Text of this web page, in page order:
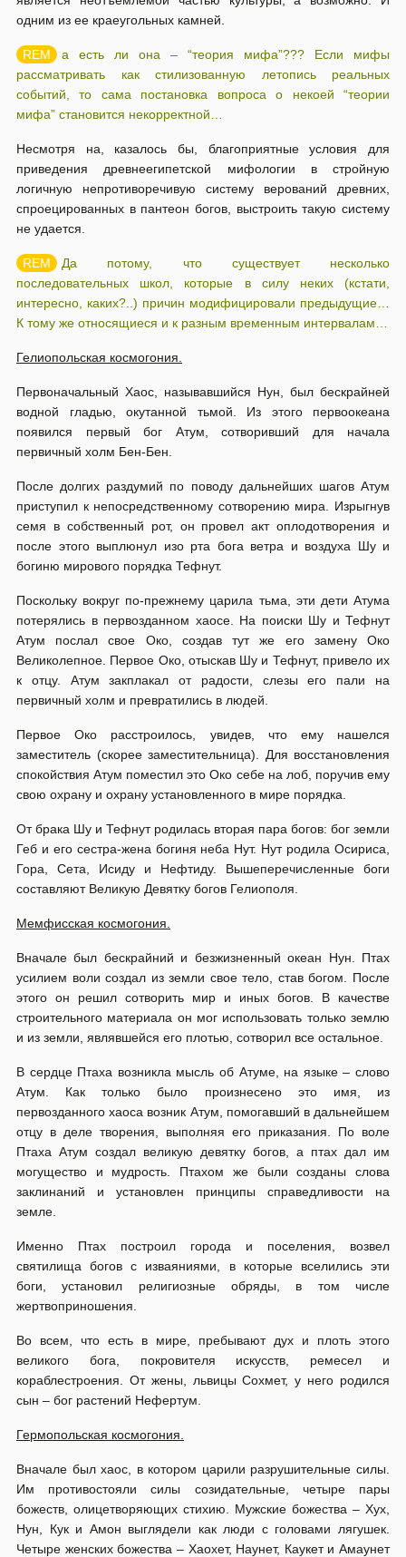
одним из ее краеугольных камней.
а есть ли она – “теория мифа”??? Если мифы
рассматривать как стилизованную летопись реальных
событий, то сама постановка вопроса о некоей “теории
мифа” становится некорректной…
Несмотря на, казалось бы, благоприятные условия для
приведения древнеегипетской мифологии в стройную
логичную непротиворечивую систему верований древних,
спроецированных в пантеон богов, выстроить такую систему
не удается.
Да потому, что существует несколько
последовательных школ, которые в силу неких (кстати,
интересно, каких?..) причин модифицировали предыдущие…
К тому же относящиеся и к разным временным интервалам…
Гелиопольская космогония.
Первоначальный Хаос, называвшийся Нун, был бескрайней
водной гладью, окутанной тьмой. Из этого первоокеана
появился первый бог Атум, сотворивший для начала
первичный холм Бен-Бен.
После долгих раздумий по поводу дальнейших шагов Атум
приступил к непосредственному сотворению мира. Изрыгнув
семя в собственный рот, он провел акт оплодотворения и
после этого выплюнул изо рта бога ветра и воздуха Шу и
богиню мирового порядка Тефнут.
Поскольку вокруг по-прежнему царила тьма, эти дети Атума
потерялись в первозданном хаосе. На поиски Шу и Тефнут
Атум послал свое Око, создав тут же его замену Око
Великолепное. Первое Око, отыскав Шу и Тефнут, привело их
к отцу. Атум закплакал от радости, слезы его пали на
первичный холм и превратились в людей.
Первое Око расстроилось, увидев, что ему нашелся
заместитель (скорее заместительница). Для восстановления
спокойствия Атум поместил это Око себе на лоб, поручив ему
свою охрану и охрану установленного в мире порядка.
От брака Шу и Тефнут родилась вторая пара богов: бог земли
Геб и его сестра-жена богиня неба Нут. Нут родила Осириса,
Гора, Сета, Исиду и Нефтиду. Вышеперечисленные боги
составляют Великую Девятку богов Гелиополя.
Мемфисская космогония.
Вначале был бескрайний и безжизненный океан Нун. Птах
усилием воли создал из земли свое тело, став богом. После
этого он решил сотворить мир и иных богов. В качестве
строительного материала он мог использовать только землю
и из земли, являвшейся его плотью, сотворил все остальное.
В сердце Птаха возникла мысль об Атуме, на языке – слово
Атум. Как только было произнесено это имя, из
первозданного хаоса возник Атум, помогавший в дальнейшем
отцу в деле творения, выполняя его приказания. По воле
Птаха Атум создал великую девятку богов, а птах дал им
могущество и мудрость. Птахом же были созданы слова
заклинаний и установлен принципы справедливости на
земле.
Именно Птах построил города и поселения, возвел
святилища богов с изваяниями, в которые вселились эти
боги, установил религиозные обряды, в том числе
жертвоприношения.
Во всем, что есть в мире, пребывают дух и плоть этого
великого бога, покровителя искусств, ремесел и
кораблестроения. От жены, львицы Сохмет, у него родился
сын – бог растений Нефертум.
Гермопольская космогония.
Вначале был хаос, в котором царили разрушительные силы.
Им противостояли силы созидательные, четыре пары
божеств, олицетворяющих стихию. Мужские божества – Хух,
Нун, Кук и Амон выглядели как люди с головами лягушек.
Четыре женских божества – Хаохет, Наунет, Каукет и Амаунет